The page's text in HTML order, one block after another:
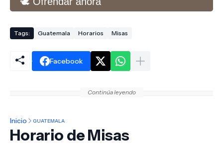
Tags: Guatemala Horarios Misas
Facebook
Continúa leyendo
Inicio GUATEMALA
Horario de Misas